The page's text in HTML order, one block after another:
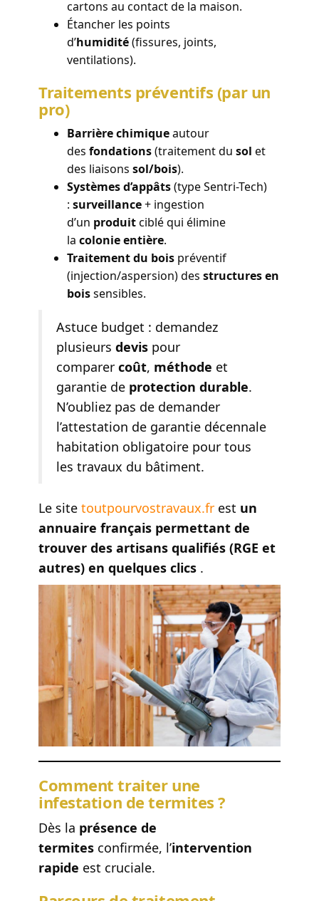
cartons au contact de la maison.
Étancher les points
d’humidité(fissures, joints,
ventilations).
Traitements préventifs (par un
pro)
Barrière chimiqueautour
des fondations(traitement du sol et
des liaisons sol/bois).
Systèmes d’appâts(type Sentri-Tech)
: surveillance+ ingestion
d’un produitciblé qui élimine
la colonie entière.
Traitement du bois préventif
(injection/aspersion) des structures en
boissensibles.
Astuce budget : demandez
plusieurs devis pour
comparer coût, méthode et
garantie de protection durable.
N’oubliez pas de demander
l’attestation de garantie décennale
habitation obligatoire pour tous
les travaux du bâtiment.
Le site toutpourvostravaux.fr est un
annuaire français permettant de
trouver des artisans qualifiés (RGE et
autres) en quelques clics .
Comment traiter une
infestation de termites ?
Dès la présence de
termites confirmée, l’intervention
rapide est cruciale.